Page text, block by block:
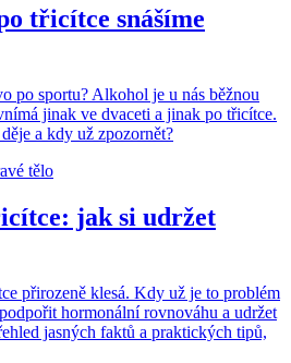
třicítce snášíme
po sportu? Alkohol je u nás běžnou
jinak ve dvaceti a jinak po třicítce.
a kdy už zpozornět?
tělo
jak si udržet
přirozeně klesá. Kdy už je to problém
hormonální rovnováhu a udržet
jasných faktů a praktických tipů,